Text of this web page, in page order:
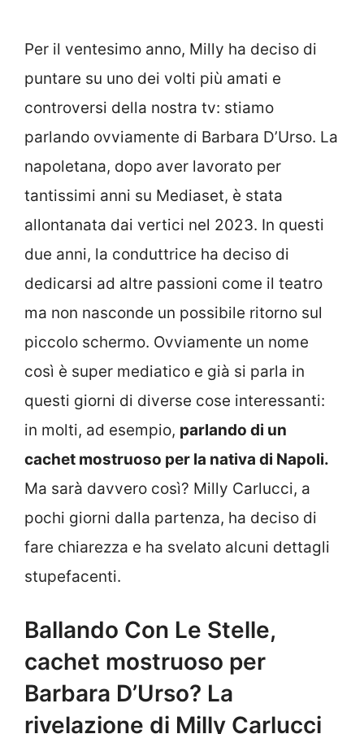
Per il ventesimo anno, Milly ha deciso di
puntare su uno dei volti più amati e
controversi della nostra tv: stiamo
parlando ovviamente di Barbara D’Urso. La
napoletana, dopo aver lavorato per
tantissimi anni su Mediaset, è stata
allontanata dai vertici nel 2023. In questi
due anni, la conduttrice ha deciso di
dedicarsi ad altre passioni come il teatro
ma non nasconde un possibile ritorno sul
piccolo schermo. Ovviamente un nome
così è super mediatico e già si parla in
questi giorni di diverse cose interessanti:
in molti, ad esempio, parlando di un
cachet mostruoso per la nativa di Napoli.
Ma sarà davvero così? Milly Carlucci, a
pochi giorni dalla partenza, ha deciso di
fare chiarezza e ha svelato alcuni dettagli
stupefacenti.
Ballando Con Le Stelle,
cachet mostruoso per
Barbara D’Urso? La
rivelazione di Milly Carlucci